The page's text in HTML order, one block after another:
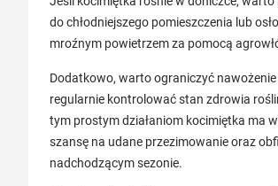
do chłodniejszego pomieszczenia lub
mroźnym powietrzem za pomocą
Dodatkowo, warto ograniczyć
regularnie kontrolować stan zdrowia
tym prostym działaniom kocimiętka ma
szansę na udane przezimowanie oraz
nadchodzącym sezonie.